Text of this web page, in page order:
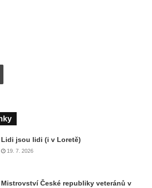
Tisknout
Lidi jsou lidi (i v Loretě)
19. 7. 2026
Mistrovství České republiky veteránů v